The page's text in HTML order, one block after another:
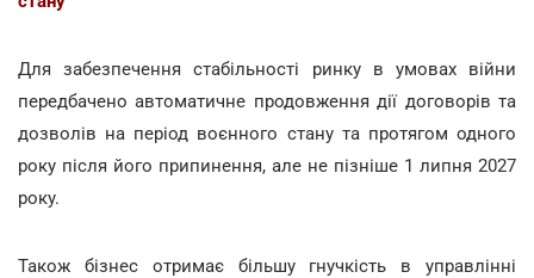
Для забезпечення стабільності ринку в умовах війни
передбачено автоматичне продовження дії договорів та
дозволів на період воєнного стану та протягом одного
року після його припинення, але не пізніше 1 липня 2027
року.
Також бізнес отримає більшу гнучкість в управлінні